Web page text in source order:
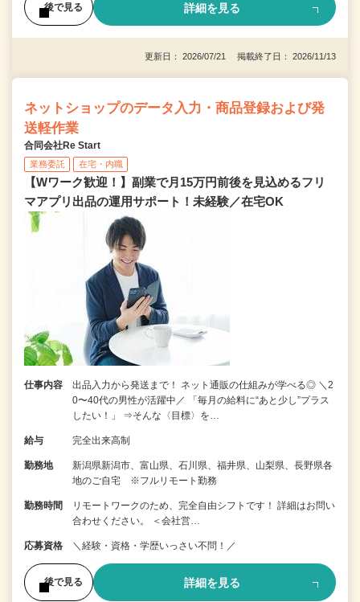
後で見る 詳細を見る
更新日： 2026/07/21 掲載終了日： 2026/11/13
ネットショップのデータ入力・商品登録および発
送軽作業
合同会社Re Start
業務委託 在宅・内職
【Wワーク歓迎！】副業で月15万円前後を見込めるフリ
マアプリ出品の運用サポート！未経験／在宅OK
仕事内容
出品入力から発送まで！ ネット通販の仕組みが学べる◎ ＼2
0〜40代の男性が活躍中／ 「毎月の給料に“あと少し”プラス
したい！」 ⇒そんな〈目標〉を…
給与 完全出来高制
勤務地
新潟県新潟市、富山県、石川県、福井県、山梨県、長野県各
地のご自宅 ※フルリモート勤務
勤務時間
リモートワークのため、完全自由シフトです！ 詳細はお問い
合わせください。 ＜会社営…
応募資格 ＼経験・資格・学歴いっさい不問！／
後で見る 詳細を見る